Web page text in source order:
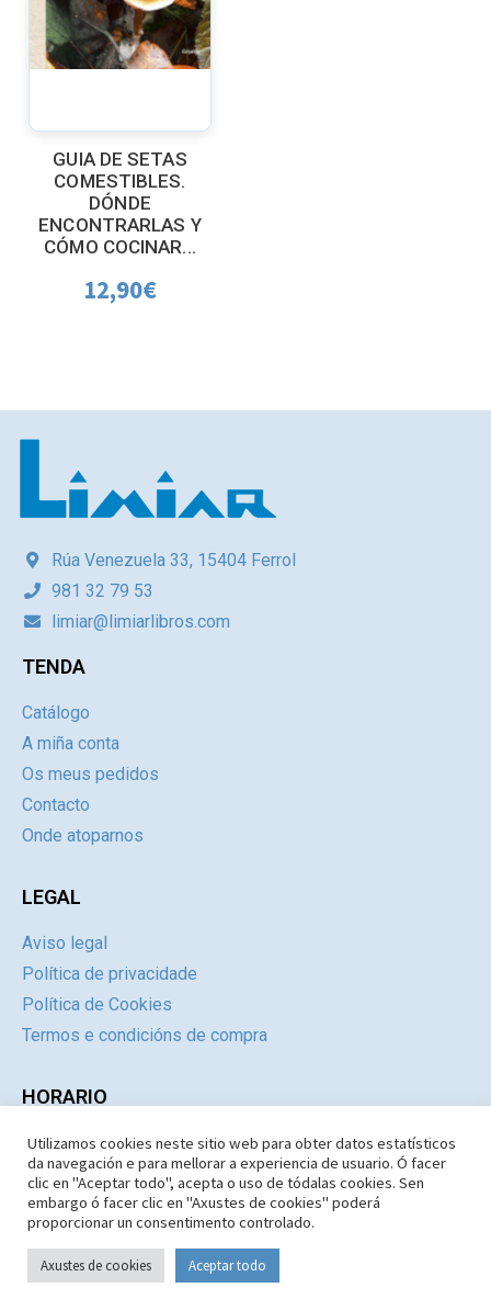
GUIA DE SETAS
COMESTIBLES.
DÓNDE
ENCONTRARLAS Y
CÓMO COCINAR...
12,90€
Rúa Venezuela 33, 15404 Ferrol
981 32 79 53
limiar@limiarlibros.com
TENDA
Catálogo
A miña conta
Os meus pedidos
Contacto
Onde atoparnos
LEGAL
Aviso legal
Política de privacidade
Política de Cookies
Termos e condicións de compra
HORARIO
Día Mañás
Tardes
Luns a Xoves
09:30 – 14.30
Pechado
Venres e Sábados
09:30 – 14:30
Domingos e Festivos
09:30 – 14:30
Utilizamos cookies neste sitio web para obter datos estatísticos
da navegación e para mellorar a experiencia de usuario. Ó facer
clic en "Aceptar todo", acepta o uso de tódalas cookies. Sen
embargo ó facer clic en "Axustes de cookies" poderá
proporcionar un consentimento controlado.
Axustes de cookies Aceptar todo